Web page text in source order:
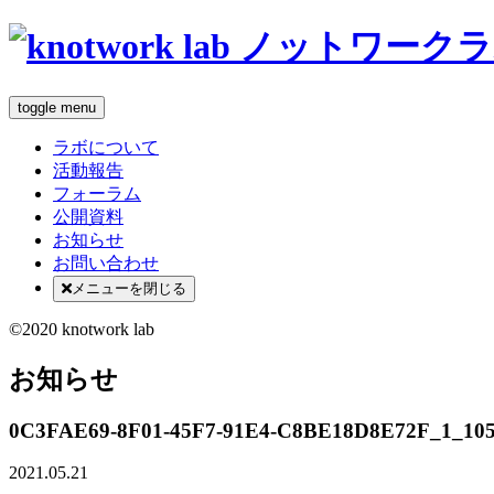
toggle menu
ラボについて
活動報告
フォーラム
公開資料
お知らせ
お問い合わせ
メニューを閉じる
©2020 knotwork lab
お知らせ
0C3FAE69-8F01-45F7-91E4-
2021.05.21